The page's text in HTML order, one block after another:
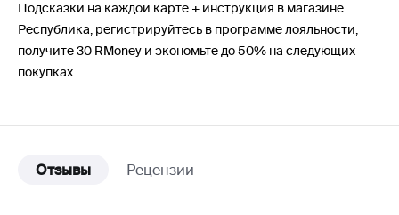
Подсказки на каждой карте + инструкция в магазине
Республика, регистрируйтесь в программе лояльности,
получите 30 RMoney и экономьте до 50% на следующих
покупках
Отзывы Рецензии